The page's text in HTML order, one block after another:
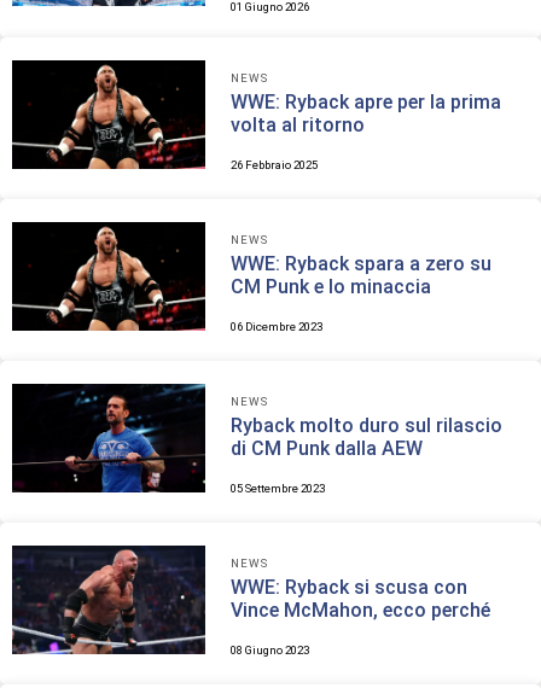
01 Giugno 2026
NEWS
WWE: Ryback apre per la prima
volta al ritorno
26 Febbraio 2025
NEWS
WWE: Ryback spara a zero su
CM Punk e lo minaccia
06 Dicembre 2023
NEWS
Ryback molto duro sul rilascio
di CM Punk dalla AEW
05 Settembre 2023
NEWS
WWE: Ryback si scusa con
Vince McMahon, ecco perché
08 Giugno 2023